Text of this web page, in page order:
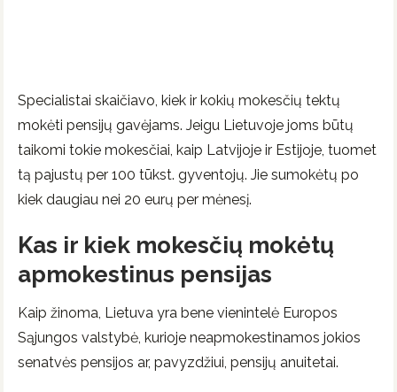
Specialistai skaičiavo, kiek ir kokių mokesčių tektų
mokėti pensijų gavėjams. Jeigu Lietuvoje joms būtų
taikomi tokie mokesčiai, kaip Latvijoje ir Estijoje, tuomet
tą pajustų per 100 tūkst. gyventojų. Jie sumokėtų po
kiek daugiau nei 20 eurų per mėnesį.
Kas ir kiek mokesčių mokėtų
apmokestinus pensijas
Kaip žinoma, Lietuva yra bene vienintelė Europos
Sąjungos valstybė, kurioje neapmokestinamos jokios
senatvės pensijos ar, pavyzdžiui, pensijų anuitetai.